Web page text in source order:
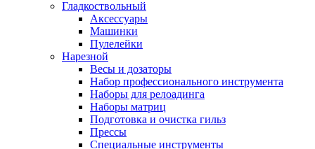
Гладкоствольный
Аксессуары
Машинки
Пулелейки
Нарезной
Весы и дозаторы
Набор профессионального инструмента
Наборы для релоадинга
Наборы матриц
Подготовка и очистка гильз
Прессы
Специальные инструменты